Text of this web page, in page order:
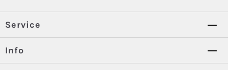
Service
Info